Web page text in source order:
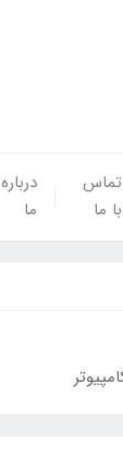
تماس
با ما
درباره
ما